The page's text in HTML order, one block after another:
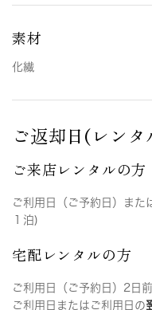
素材
化繊
ご返却日(レン
ご来店レンタルの方
ご利用日（ご予約日）また
１泊)
宅配レンタルの方
ご利用日（ご予約日）2日
ご利用日またはご利用日の